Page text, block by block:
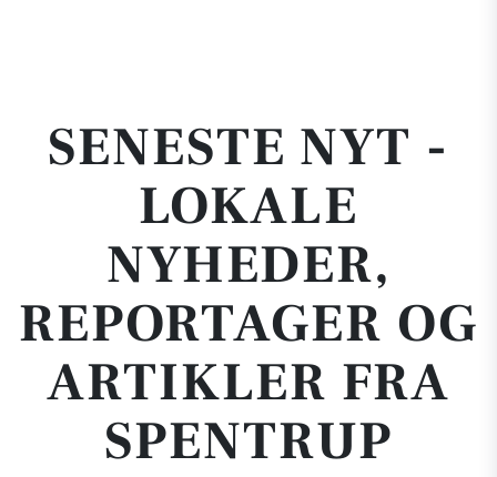
SENESTE NYT -
LOKALE
NYHEDER,
REPORTAGER OG
ARTIKLER FRA
SPENTRUP